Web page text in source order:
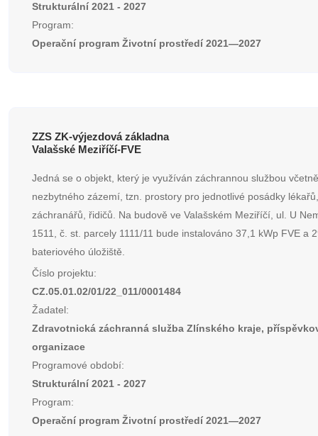
Strukturální 2021 - 2027
Program:
Operační program Životní prostředí 2021—2027
ZZS ZK-výjezdová základna
Valašské Meziříčí-FVE
Jedná se o objekt, který je využíván záchrannou službou
nezbytného zázemí, tzn. prostory pro jednotlivé posádky lékařů,
záchranářů, řidičů. Na budově ve Valašském Meziříčí, ul. U
1511, č. st. parcely 1111/11 bude instalováno 37,1 kWp FVE a
bateriového úložiště.
Číslo projektu:
CZ.05.01.02/01/22_011/0001484
Žadatel:
Zdravotnická záchranná služba Zlínského kraje,
organizace
Programové období:
Strukturální 2021 - 2027
Program:
Operační program Životní prostředí 2021—2027